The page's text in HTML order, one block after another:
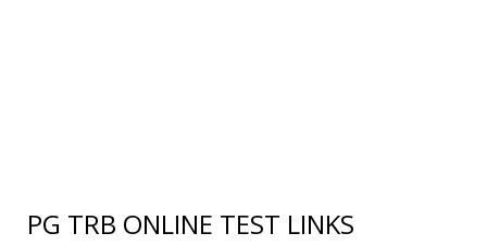
PG TRB ONLINE TEST LINKS